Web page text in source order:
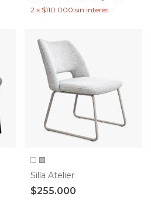
2 x $110.000 sin interés
Silla Atelier
$255.000